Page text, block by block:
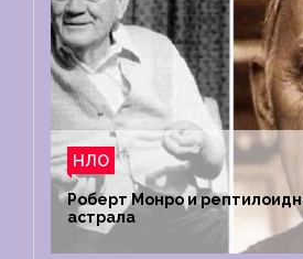
НЛО
Роберт Монро и
астрала